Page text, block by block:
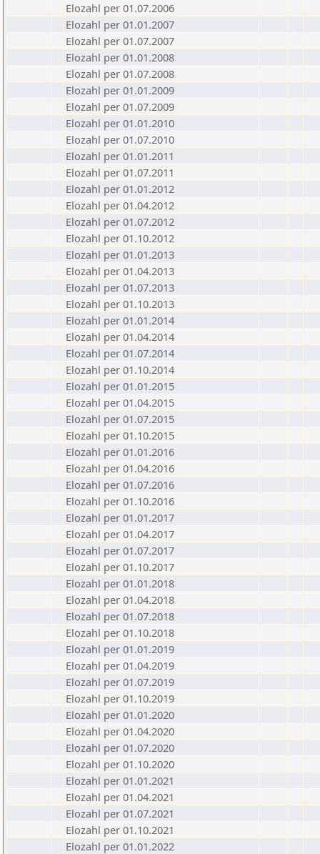
Elozahl per 01.07.2006
Elozahl per 01.01.2007
Elozahl per 01.07.2007
Elozahl per 01.01.2008
Elozahl per 01.07.2008
Elozahl per 01.01.2009
Elozahl per 01.07.2009
Elozahl per 01.01.2010
Elozahl per 01.07.2010
Elozahl per 01.01.2011
Elozahl per 01.07.2011
Elozahl per 01.01.2012
Elozahl per 01.04.2012
Elozahl per 01.07.2012
Elozahl per 01.10.2012
Elozahl per 01.01.2013
Elozahl per 01.04.2013
Elozahl per 01.07.2013
Elozahl per 01.10.2013
Elozahl per 01.01.2014
Elozahl per 01.04.2014
Elozahl per 01.07.2014
Elozahl per 01.10.2014
Elozahl per 01.01.2015
Elozahl per 01.04.2015
Elozahl per 01.07.2015
Elozahl per 01.10.2015
Elozahl per 01.01.2016
Elozahl per 01.04.2016
Elozahl per 01.07.2016
Elozahl per 01.10.2016
Elozahl per 01.01.2017
Elozahl per 01.04.2017
Elozahl per 01.07.2017
Elozahl per 01.10.2017
Elozahl per 01.01.2018
Elozahl per 01.04.2018
Elozahl per 01.07.2018
Elozahl per 01.10.2018
Elozahl per 01.01.2019
Elozahl per 01.04.2019
Elozahl per 01.07.2019
Elozahl per 01.10.2019
Elozahl per 01.01.2020
Elozahl per 01.04.2020
Elozahl per 01.07.2020
Elozahl per 01.10.2020
Elozahl per 01.01.2021
Elozahl per 01.04.2021
Elozahl per 01.07.2021
Elozahl per 01.10.2021
Elozahl per 01.01.2022